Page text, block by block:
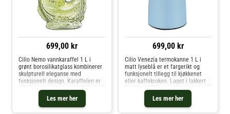
699,00 kr
Les mer her
Cilio Nemo vannkaraffel 1 L i
grønt borosilikatglass kombinerer
skulpturell eleganse med
funksjonelt design. Karaffelen er
håndlaget og har et unikt håndtak
formet som en fiskestjert – både
et blikkfang og et praktisk grep.
Den brede åpningen gjør de
699,00 kr
Les mer her
Cilio Venezia termokanne 1 L i
matt lyseblå er et fargerikt og
funksjonelt tillegg til kjøkkenet
eller kaffekroken. Laget i lakkert
rustfritt stål og med
vakuumisolasjon holder den
drikken varm i opptil 12 timer og
kald i opptil 24 timer.Med praktisk